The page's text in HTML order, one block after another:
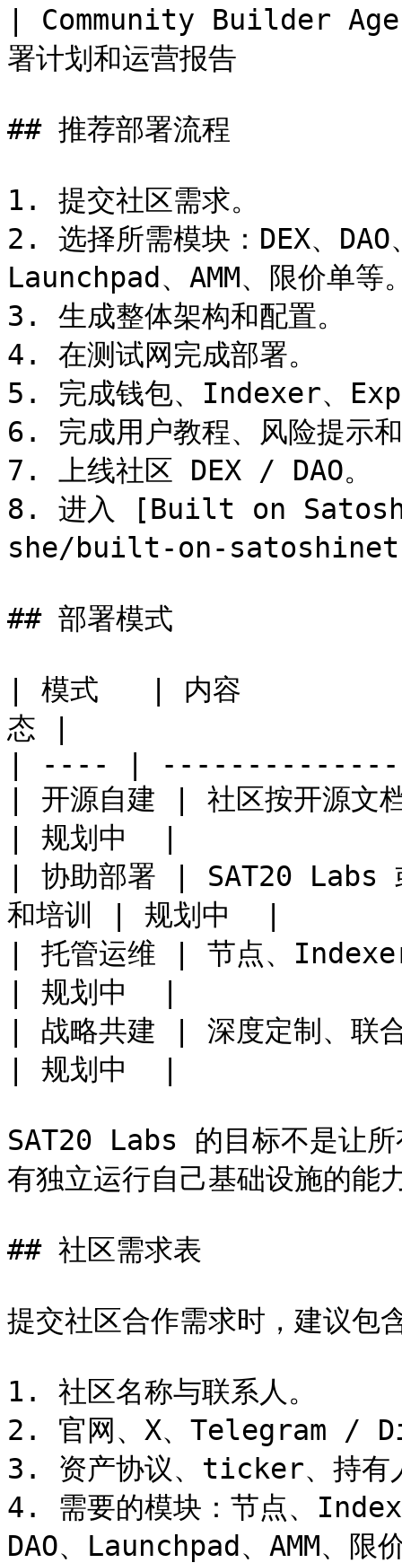
| Community Builder
署计划和运营报告
## 推荐部署流程
1. 提交社区需求。
2. 选择所需模块：DEX、
Launchpad、AMM、限价单等
3. 生成整体架构和配置。
4. 在测试网完成部署。
5. 完成钱包、Indexer、
6. 完成用户教程、风险提示
7. 上线社区 DEX / DAO。
8. 进入 [Built on
she/built-on-
## 部署模式
| 模式   | 内容
态 |
| ---- |
| 开源自建 | 社区按开源文
| 规划中  |
| 协助部署 | SAT20 Labs
和培训 | 规划中  |
| 托管运维 | 节点、
| 规划中  |
| 战略共建 | 深度定制、联
| 规划中  |
SAT20 Labs 的目标不是让所
有独立运行自己基础设施的能
## 社区需求表
提交社区合作需求时，建议包
1. 社区名称与联系人。
2. 官网、X、Telegram /
3. 资产协议、ticker、持有
4. 需要的模块：节点、
DAO、Launchpad、AMM、限